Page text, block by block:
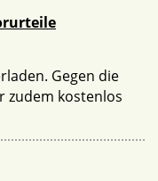
Gegen die
zudem kostenlos